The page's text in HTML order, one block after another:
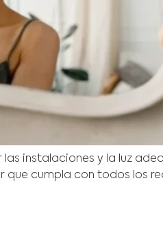
instalaciones y la luz
que cumpla con todos los